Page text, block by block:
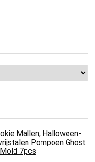
Mallen, Halloween-
Pompoen Ghost
7pcs